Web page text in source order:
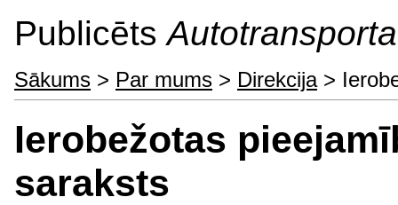
Publicēts
Sākums > Par mums > Direkcija>
Ierobežotas
saraksts